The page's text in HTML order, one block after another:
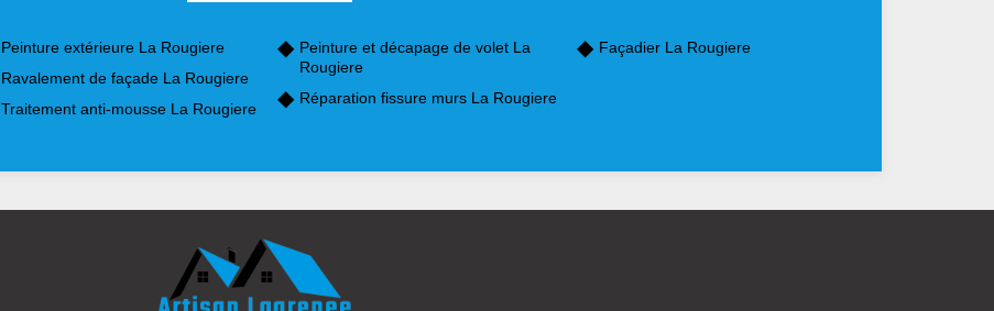
Peinture extérieure La Rougiere
Ravalement de façade La Rougiere
Traitement anti-mousse La Rougiere
Peinture et décapage de volet La
Rougiere
Réparation fissure murs La Rougiere
Façadier La Rougiere